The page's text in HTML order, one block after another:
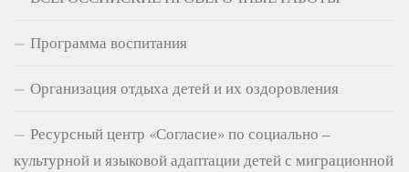
Программа воспитания
Организация отдыха детей и их оздоровления
Ресурсный центр «Согласие» по социально –
культурной и языковой адаптации детей с миграционной